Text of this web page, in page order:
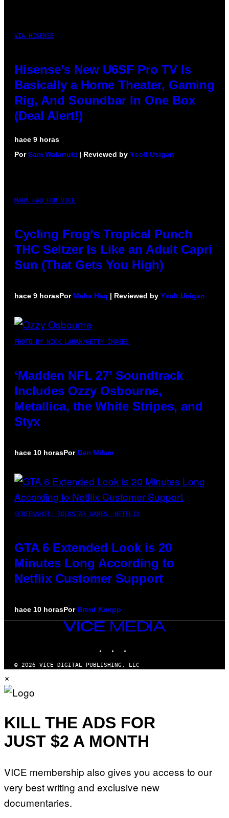
VIA HISENSE
Hisense’s New U6SF Pro TV Is
Basically a Home Theater, Gaming
Rig, And Soundbar In One Box
(Deal Alert!)
hace 9 horas
PorSam Watanuki | Reviewed by Ysolt Usigan
MAHA HAQ FOR VICE
Cycling Frog’s Tropical Punch
THC Seltzer Is Like an Adult Capri
Sun (That Gets You High)
hace 9 horasPor Maha Haq | Reviewed by Ysolt Usigan
PHOTO BY NICK LAHAM/GETTY IMAGES
‘Madden NFL 27’ Soundtrack
Includes Ozzy Osbourne,
Metallica, the White Stripes, and
Styx
hace 10 horasPor Dan Milam
SCREENSHOT: ROCKSTAR GAMES, NETFLIX
GTA 6 Extended Look is 20
Minutes Long According to
Netflix Customer Support
hace 10 horasPor Brent Koepp
VICE
MEDIA
© 2026 VICE DIGITAL PUBLISHING, LLC
×
KILL THE ADS FOR
JUST $2 A MONTH
VICE membership also gives you access to our
very best writing and exclusive new
documentaries.